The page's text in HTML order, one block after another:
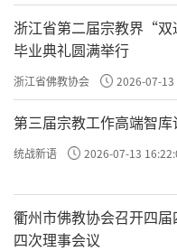
说：“我就愿意去
难，财吐出去非常
小就很难把财吐
财。”
又吓他们说
场的老板会说：
鸡，只管吃饭、
苦。”
浙江省第二届宗教界“
毕业典礼圆满举行
浙江省佛教协会 2026-07-13
第三届宗教工作高端智
统战新语 2026-07-13
衢州市佛教协会召开四
四次理事会议